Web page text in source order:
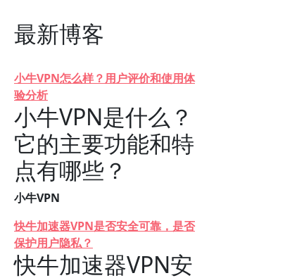
最新博客
小牛VPN怎么样？用户评价和使用体
验分析
小牛VPN是什么？
它的主要功能和特
点有哪些？
小牛VPN
快牛加速器VPN是否安全可靠，是否
保护用户隐私？
快牛加速器VPN安